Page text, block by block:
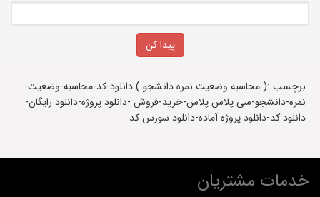
برچسب :( محاسبه وضعیت نمره دانشجو ) دانلود-کد-محاسبه-وضعیت-
نمره-دانشجو-سی پلاس پلاس-خرید-فروش -دانلود پروژه-دانلود رایگان-
دانلود کد-دانلود پروژه آماده-دانلود سورس کد
خدمات مشتریان